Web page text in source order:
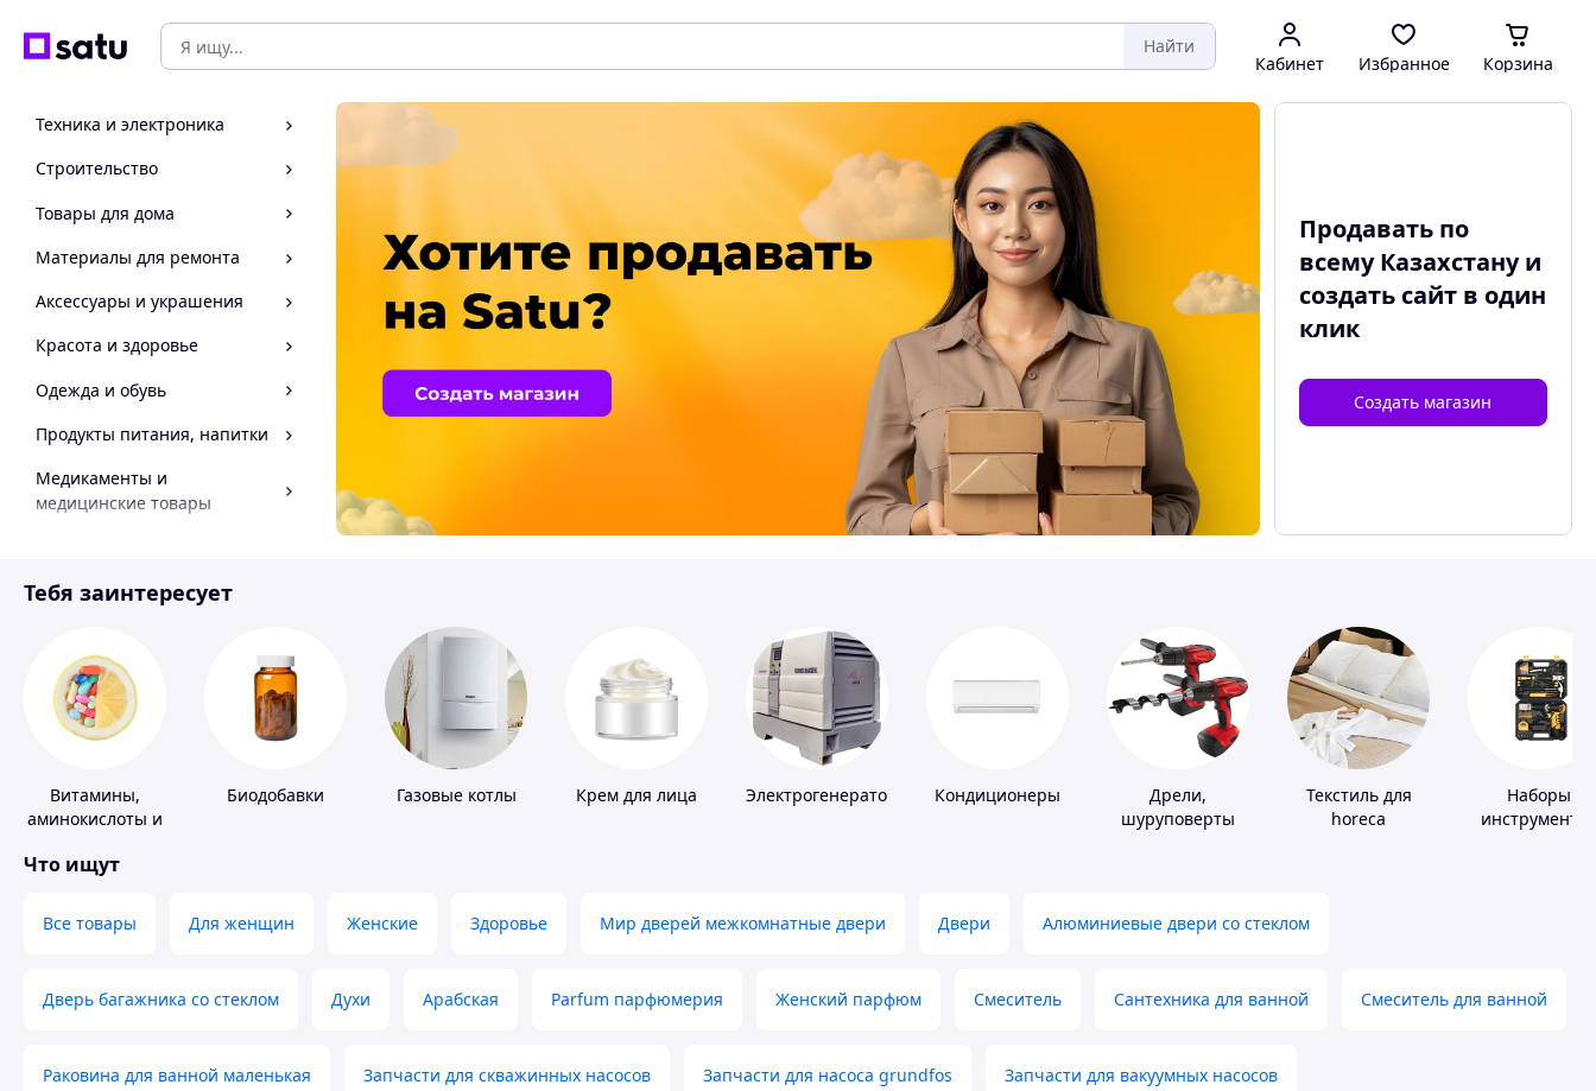
Найти
Кабинет Избранное Корзина
Техника и электроника
Строительство
Товары для дома
Материалы для ремонта
Аксессуары и украшения
Красота и здоровье
Одежда и обувь
Продукты питания, напитки
Медикаменты и
медицинские товары
Инструмент
Продавать по
всему Казахстану и
создать сайтв один
клик
Создать магазин
Тебя заинтересует
Витамины,
аминокислоты и
Биодобавки Газовые котлы Крем для лица Электрогенераторы Кондиционеры
Дрели,
шуруповерты
Текстиль для
horeca
Наборы
инструментов
Что ищут
Все товары Для женщин Женские Здоровье Мир дверей межкомнатные двери Двери Алюминиевые двери со стеклом
Дверь багажника со стеклом Духи Арабская Parfum парфюмерия Женский парфюм Смеситель Сантехника для ванной Смеситель для ванной
Раковина для ванной маленькая Запчасти для скважинных насосов Запчасти для насоса grundfos Запчасти для вакуумных насосов